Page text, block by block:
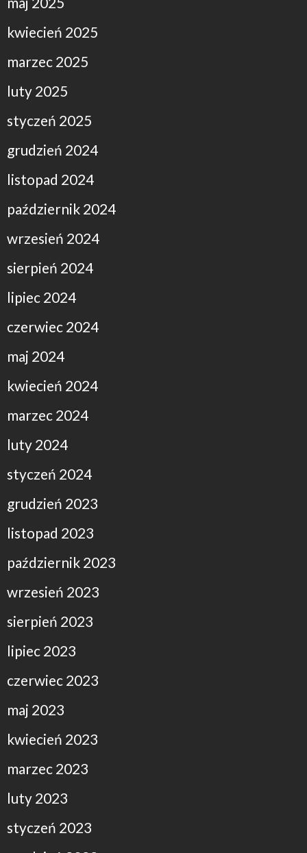
kwiecień 2025
marzec 2025
luty 2025
styczeń 2025
grudzień 2024
listopad 2024
październik 2024
wrzesień 2024
sierpień 2024
lipiec 2024
czerwiec 2024
maj 2024
kwiecień 2024
marzec 2024
luty 2024
styczeń 2024
grudzień 2023
listopad 2023
październik 2023
wrzesień 2023
sierpień 2023
lipiec 2023
czerwiec 2023
maj 2023
kwiecień 2023
marzec 2023
luty 2023
styczeń 2023